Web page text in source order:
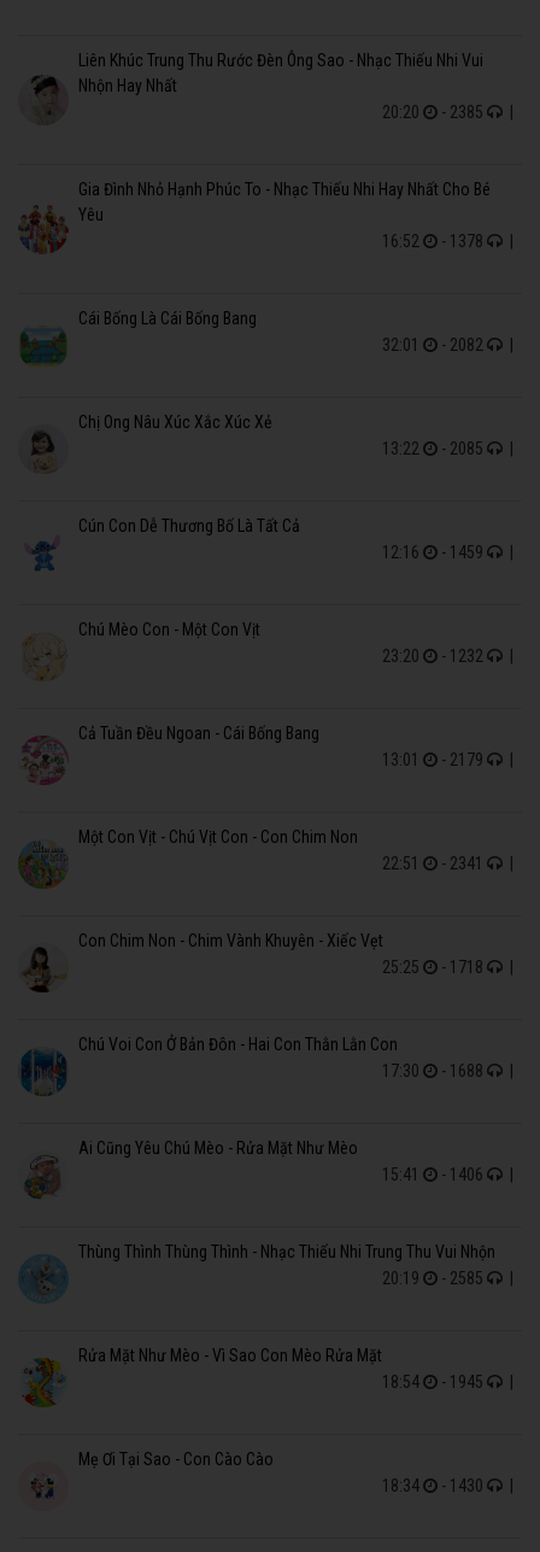
Liên Khúc Trung Thu Rước Đèn Ông Sao - Nhạc Thiếu Nhi Vui
Nhộn Hay Nhất
20:20
- 2385 |
Gia Đình Nhỏ Hạnh Phúc To - Nhạc Thiếu Nhi Hay Nhất Cho Bé
Yêu
16:52
- 1378 |
Cái Bống Là Cái Bống Bang
32:01
- 2082 |
Chị Ong Nâu Xúc Xắc Xúc Xẻ
13:22
- 2085 |
Cún Con Dễ Thương Bố Là Tất Cả
12:16
- 1459 |
Chú Mèo Con - Một Con Vịt
23:20
- 1232 |
Cả Tuần Đều Ngoan - Cái Bống Bang
13:01
- 2179 |
Một Con Vịt - Chú Vịt Con - Con Chim Non
22:51
- 2341 |
Con Chim Non - Chim Vành Khuyên - Xiếc Vẹt
25:25
- 1718 |
Chú Voi Con Ở Bản Đôn - Hai Con Thằn Lằn Con
17:30
- 1688 |
Ai Cũng Yêu Chú Mèo - Rửa Mặt Như Mèo
15:41
- 1406 |
Thùng Thình Thùng Thình - Nhạc Thiếu Nhi Trung Thu Vui Nhộn
20:19
- 2585 |
Rửa Mặt Như Mèo - Vì Sao Con Mèo Rửa Mặt
18:54
- 1945 |
Mẹ Ơi Tại Sao - Con Cào Cào
18:34
- 1430 |